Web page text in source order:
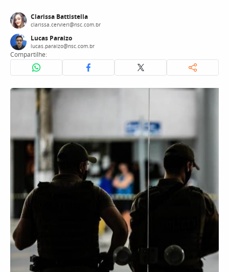
Clarissa Battistella
clarissa.cervieri@nsc.com.br
Lucas Paraizo
lucas.paraizo@nsc.com.br
Compartilhe: